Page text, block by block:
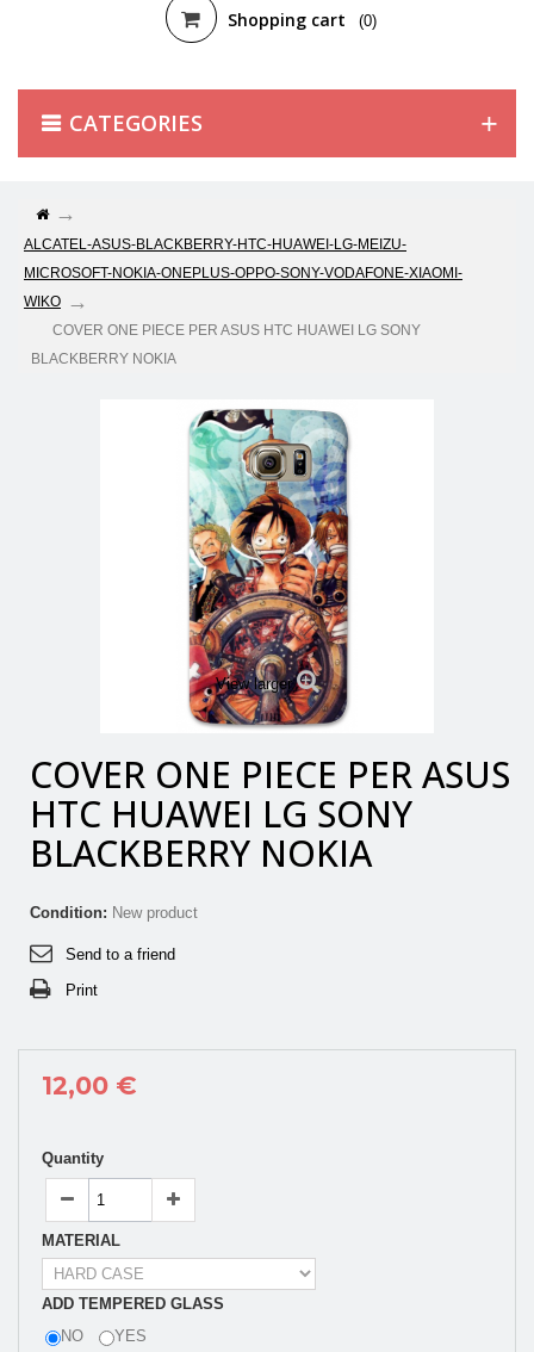
Shopping cart (0)
CATEGORIES
ALCATEL-ASUS-BLACKBERRY-HTC-HUAWEI-LG-MEIZU-
MICROSOFT-NOKIA-ONEPLUS-OPPO-SONY-VODAFONE-XIAOMI-
WIKO
COVER ONE PIECE PER ASUS HTC HUAWEI LG SONY
BLACKBERRY NOKIA
View larger
COVER ONE PIECE PER ASUS
HTC HUAWEI LG SONY
BLACKBERRY NOKIA
Condition: New product
Send to a friend
Print
12,00 €
Quantity
MATERIAL
ADD TEMPERED GLASS
NO
YES